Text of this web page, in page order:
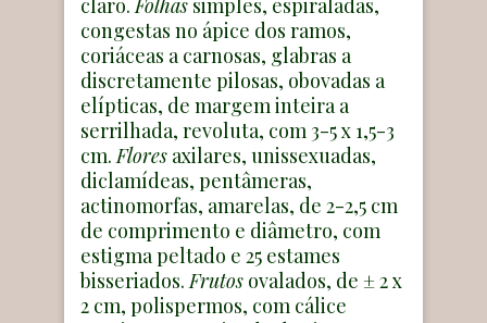
congestas no ápice dos ramos,
coriáceas a carnosas, glabras a
discretamente pilosas, obovadas a
elípticas, de margem inteira a
serrilhada, revoluta, com 3-5 x 1,5-3
cm. Flores axilares, unissexuadas,
diclamídeas, pentâmeras,
actinomorfas, amarelas, de 2-2,5 cm
de comprimento e diâmetro, com
estigma peltado e 25 estames
bisseriados. Frutos ovalados, de ± 2 x
2 cm, polispermos, com cálice